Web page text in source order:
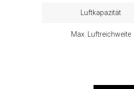
Luftkapazität
Max. Luftreichweite